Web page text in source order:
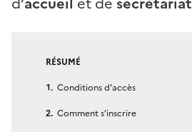
RÉSUMÉ
Conditions d'accès
Comment s’inscrire